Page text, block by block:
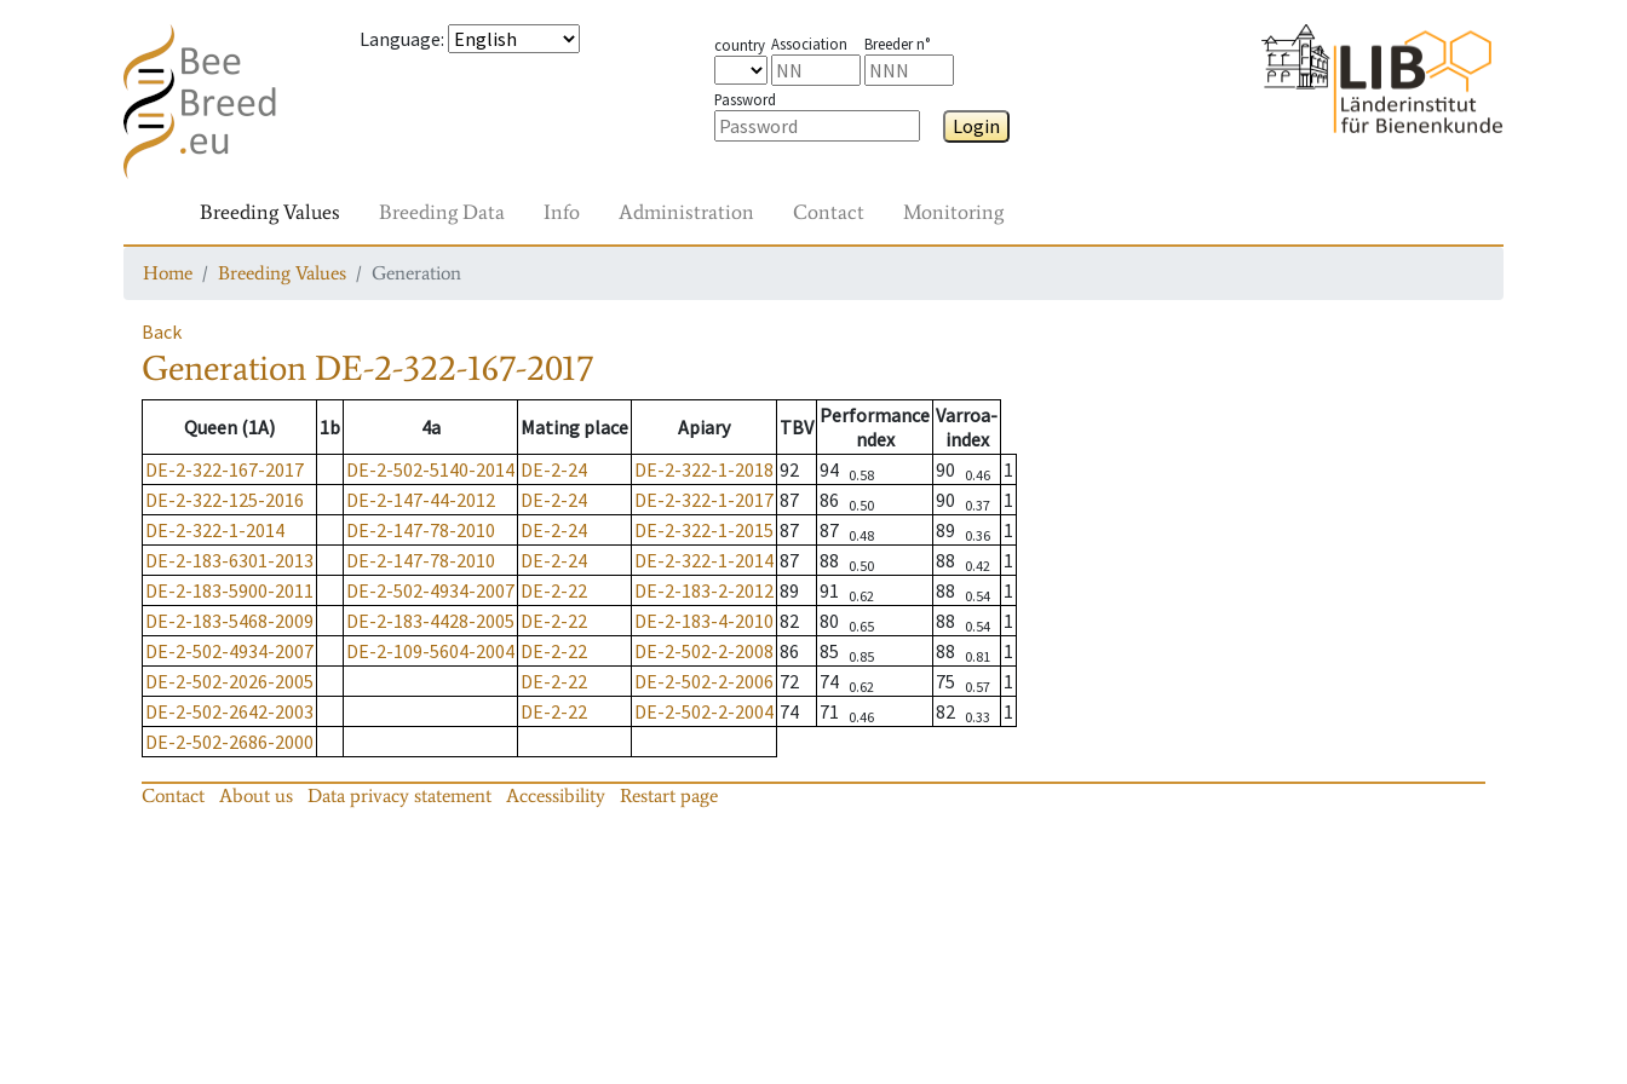
Language: country Association Breeder n°
Password
Login
Breeding Values Breeding Data Info Administration Contact Monitoring
Home Breeding Values Generation
Back
Generation DE-2-322-167-2017
Queen (1A) 1b 4a Mating place Apiary TBV Performance
ndex
Varroa-
index
DE-2-322-167-2017
DE-2-502-5140-2014 DE-2-24 DE-2-322-1-2018 92 94 0.58 90 0.46
1
DE-2-322-125-2016
DE-2-147-44-2012 DE-2-24 DE-2-322-1-2017 87 86 0.50 90 0.37
1
DE-2-322-1-2014
DE-2-147-78-2010 DE-2-24 DE-2-322-1-2015 87 87 0.48 89 0.36
1
DE-2-183-6301-2013
DE-2-147-78-2010 DE-2-24 DE-2-322-1-2014 87 88 0.50 88 0.42
1
DE-2-183-5900-2011
DE-2-502-4934-2007 DE-2-22 DE-2-183-2-2012 89 91 0.62 88 0.54
1
DE-2-183-5468-2009
DE-2-183-4428-2005 DE-2-22 DE-2-183-4-2010 82 80 0.65 88 0.54
1
DE-2-502-4934-2007
DE-2-109-5604-2004 DE-2-22 DE-2-502-2-2008 86 85 0.85 88 0.81
1
DE-2-502-2026-2005
DE-2-22 DE-2-502-2-2006 72 74 0.62 75 0.57
1
DE-2-502-2642-2003
DE-2-22 DE-2-502-2-2004 74 71 0.46 82 0.33
1
DE-2-502-2686-2000
Contact About us Data privacy statement Accessibility Restart page